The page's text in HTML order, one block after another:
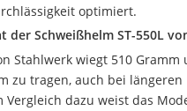
optimiert.
der Schweißhelm ST-550L
Stahlwerk wiegt 510
zu tragen, auch bei längeren
dazu weist das